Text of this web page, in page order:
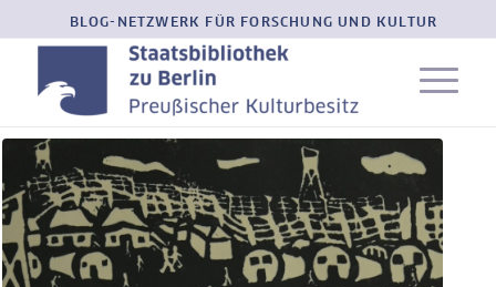
BLOG-NETZWERK FÜR FORSCHUNG UND KULTUR